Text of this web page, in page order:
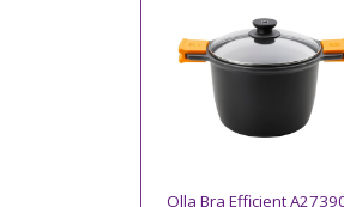
Olla Bra Efficient